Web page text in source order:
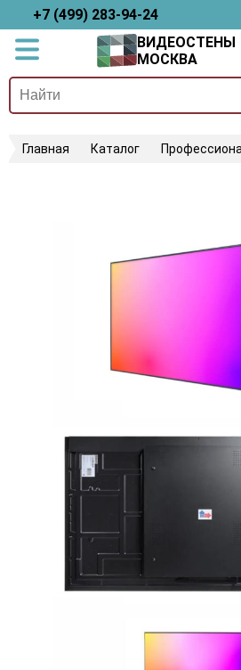
+7 (499) 283-94-24
ВИДЕОСТЕНЫ
МОСКВА
Главная Каталог